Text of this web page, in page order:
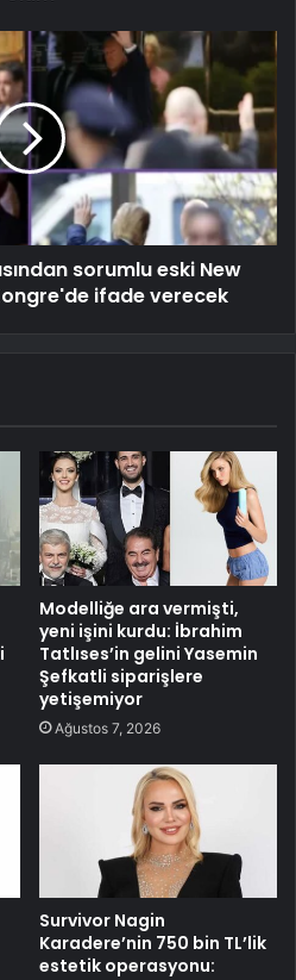
sorumlu eski New
ifade verecek
Modelliğe ara vermişti,
yeni işini kurdu: İbrahim
Tatlıses’in gelini Yasemin
Şefkatli siparişlere
yetişemiyor
Ağustos 7, 2026
Survivor Nagin
Karadere’nin 750 bin TL’lik
estetik operasyonu: